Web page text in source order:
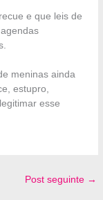
e que leis de
meninas ainda
estupro,
esse
Post seguinte →